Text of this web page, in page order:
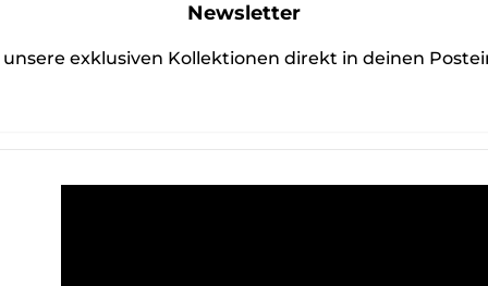
Newsletter
exklusiven Kollektionen direkt in deinen